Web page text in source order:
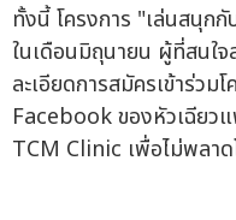
ทั้งนี้ โครงการ "เล่นสนุก
ในเดือนมิถุนายน ผู้ที่สนใ
ละเอียดการสมัครเข้าร่วม
Facebook ของหัวเฉีย
TCM Clinic เพื่อไม่พลา